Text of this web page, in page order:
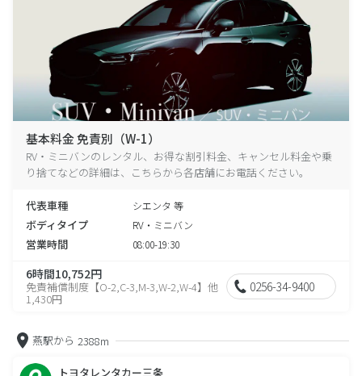
基本料金 免責別（W-1）
RV・ミニバンのレンタル、お得な割引料金、キャンセル料金や乗
り捨てなどの詳細は、こちらから各店舗にお電話ください。
代表車種 シエンタ 等
ボディタイプ RV・ミニバン
営業時間 08:00-19:30
6時間10,752円
免責補償制度【O-2,C-3,M-3,W-2,W-4】他
1,430円
0256-34-9400
燕駅から 2388m
トヨタレンタカー三条